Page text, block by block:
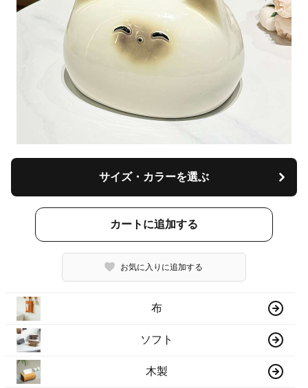
サイズ・カラーを選ぶ
カートに追加する
お気に入りに追加する
布
ソフト
木製